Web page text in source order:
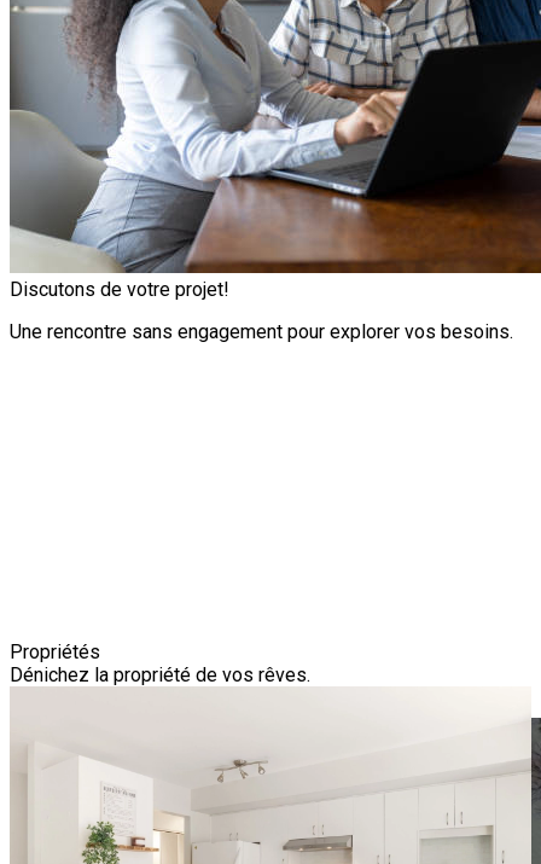
Discutons de votre projet!
Une rencontre sans engagement pour explorer vos besoins.
Propriétés
Dénichez la propriété de vos rêves.